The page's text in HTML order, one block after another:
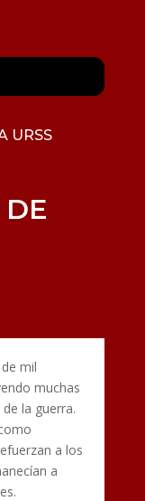
URSS
DE
mil
muchas
la guerra.
a los
a